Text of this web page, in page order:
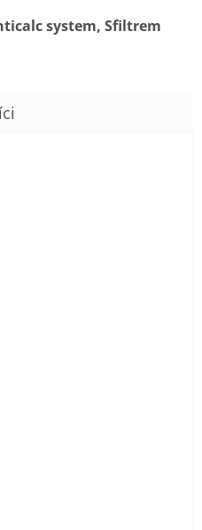
system, Sfiltrem
je 5 z 5 hvězdiček.
je 5 z 5 hvězdiček.
je 5 z 5 hvězdiček.